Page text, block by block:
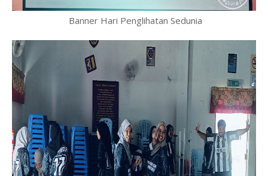
Banner Hari Penglihatan Sedunia